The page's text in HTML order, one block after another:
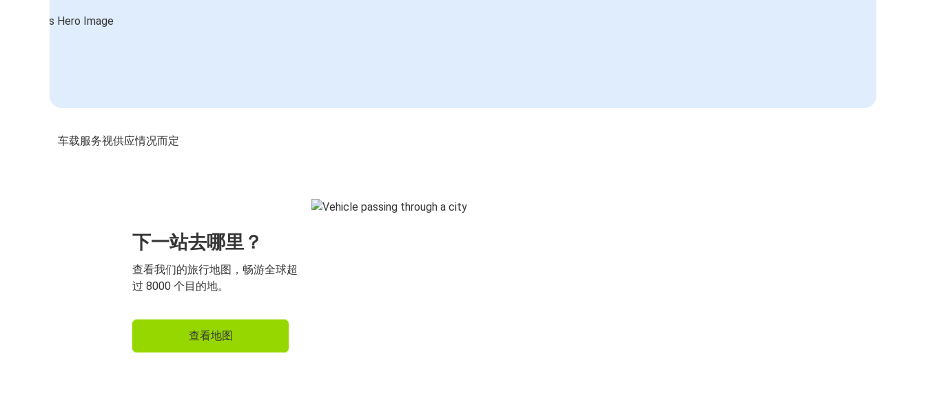
车载服务视供应情况而定
下一站去哪里？
查看我们的旅行地图，畅游全球超
过 8000 个目的地。
查看地图